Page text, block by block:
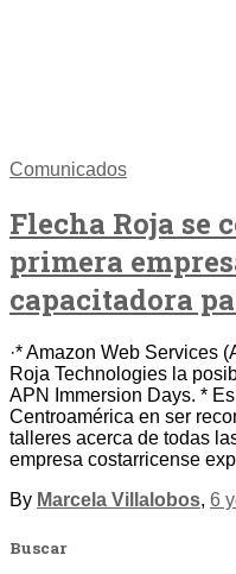
Comunicados
Flecha Roja se
primera
capacitadora
·* Amazon Web Services
Roja Technologies la
APN Immersion Days. *
Centroamérica en ser
talleres acerca de todas
empresa costarricense
By Marcela Villalobos, 6
Buscar